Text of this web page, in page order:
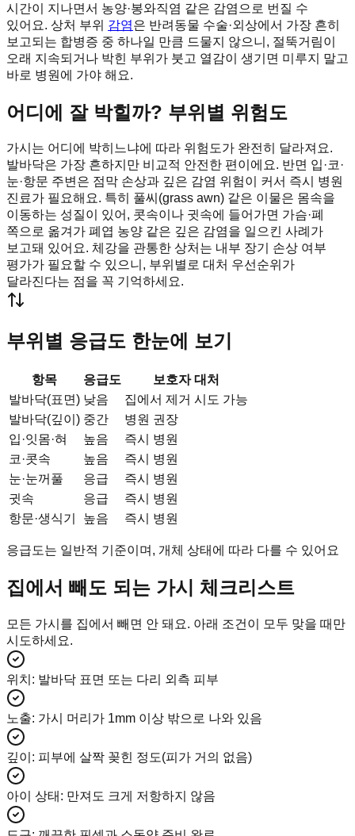
시간이 지나면서 농양·봉와직염 같은 감염으로 번질 수
있어요. 상처 부위 감염은 반려동물 수술·외상에서 가장 흔히
보고되는 합병증 중 하나일 만큼 드물지 않으니, 절뚝거림이
오래 지속되거나 박힌 부위가 붓고 열감이 생기면 미루지 말고
바로 병원에 가야 해요.
어디에 잘 박힐까? 부위별 위험도
가시는 어디에 박히느냐에 따라 위험도가 완전히 달라져요.
발바닥은 가장 흔하지만 비교적 안전한 편이에요. 반면 입·코·
눈·항문 주변은 점막 손상과 깊은 감염 위험이 커서 즉시 병원
진료가 필요해요. 특히 풀씨(grass awn) 같은 이물은 몸속을
이동하는 성질이 있어, 콧속이나 귓속에 들어가면 가슴·폐
쪽으로 옮겨가 폐엽 농양 같은 깊은 감염을 일으킨 사례가
보고돼 있어요. 체강을 관통한 상처는 내부 장기 손상 여부
평가가 필요할 수 있으니, 부위별로 대처 우선순위가
달라진다는 점을 꼭 기억하세요.
부위별 응급도 한눈에 보기
항목 응급도
보호자 대처
발바닥(표면) 낮음
집에서 제거 시도 가능
발바닥(깊이) 중간
병원 권장
입·잇몸·혀
높음
즉시 병원
코·콧속
높음
즉시 병원
눈·눈꺼풀
응급
즉시 병원
귓속
응급
즉시 병원
항문·생식기
높음 즉시 병원
응급도는 일반적 기준이며, 개체 상태에 따라 다를 수 있어요
집에서 빼도 되는 가시 체크리스트
모든 가시를 집에서 빼면 안 돼요. 아래 조건이 모두 맞을 때만
시도하세요.
위치 : 발바닥 표면 또는 다리 외측 피부
노출: 가시 머리가 1mm 이상 밖으로 나와 있음
깊이 : 피부에 살짝 꽂힌 정도(피가 거의 없음)
아이 상태 : 만져도 크게 저항하지 않음